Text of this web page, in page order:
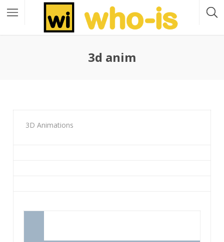
3d anim
3D Animations